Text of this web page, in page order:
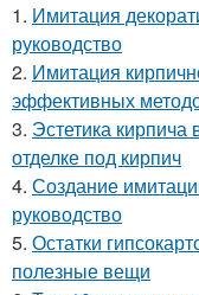
1. Имитация
руководство
2. Имитация
эффективных
3. Эстетика
отделке под кирпич
4. Создание
руководство
5. Остатки
полезные вещи